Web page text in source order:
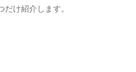
け紹介します。